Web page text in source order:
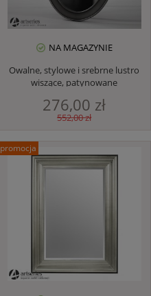
NA MAGAZYNIE
Owalne, stylowe i srebrne lustro
wiszące, patynowane
276,00 zł
552,00 zł
promocja